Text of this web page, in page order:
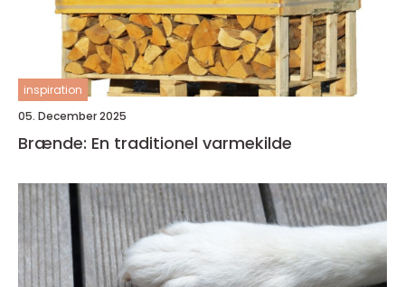
inspiration
05. December 2025
Brænde: En traditionel varmekilde